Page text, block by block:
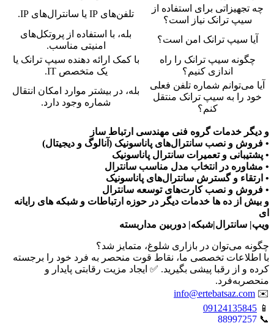
چه تجهیزاتی برای استفاده از
سیپ ترانک نیاز است؟
تلفن‌های IP یا سانترال‌های IP.
آیا سیپ ترانک امن است؟
بله، با استفاده از پروتکل‌های
امنیتی مناسب.
چگونه سیپ ترانک را راه
اندازی کنیم؟
با کمک ارائه دهنده سیپ ترانک یا
یک متخصص IT.
آیا می‌توانم شماره تلفن فعلی
خود را به سیپ ترانک منتقل
کنم؟
بله، در بیشتر موارد امکان انتقال
شماره وجود دارد.
و دیگر خدمات گروه فنی مهندسی ارتباط ساز
• فروش و نصب سانترال‌های پاناسونیک (آنالوگ و دیجیتال)
• پشتیبانی و تعمیرات سانترال پاناسونیک
• مشاوره در انتخاب مدل مناسب سانترال
• ارتقاء و گسترش سانترال‌های پاناسونیک
• فروش و نصب کارت‌های توسعه سانترال
و بیش از ده ها خدمات دیگر در حوزه ارتباطات و شبکه های رایانه
ای
ویپ| سانترال|شبکه| دوربین مداربسته
چگونه می‌توان در بازاری شلوغ، متمایز شد؟
با اطلاعات تخصصی ما، نقاط قوت منحصر به فرد خود را برجسته
کرده و از رقبا پیشی بگیرید. ✅ ایجاد مزیت رقابتی پایدار و
منحصربه‌فرد.
✉️
info@ertebatsaz.com
📱
09124135845
📞
88997257